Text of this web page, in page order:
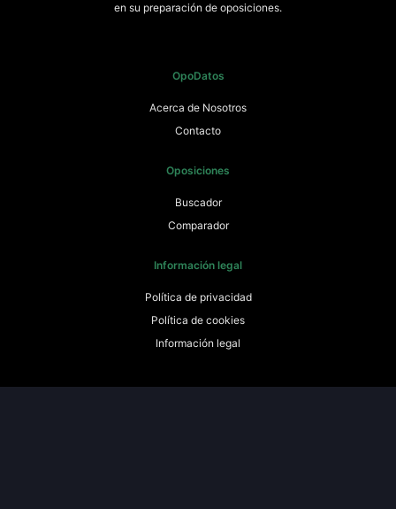
en su preparación de oposiciones.
OpoDatos
Acerca de Nosotros
Contacto
Oposiciones
Buscador
Comparador
Información legal
Política de privacidad
Política de cookies
Información legal